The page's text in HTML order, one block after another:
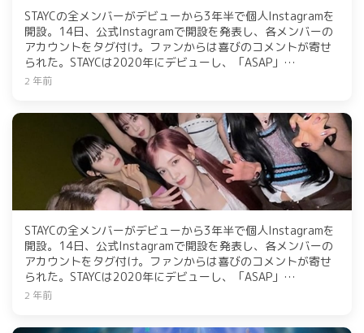
STAYCの全メンバーがデビューから3年半で個人Instagramを
開設。14日、公式Instagramで開設を発表し、各メンバーの
アカウントをタグ付け。ファンからは喜びのコメントが寄せ
られた。STAYCは2020年にデビューし、「ASAP」
「STEREOTYPE」「Teddy Bear」などのヒット曲で人気を集
2 年前
STAYCの全メンバーがデビューから3年半で個人Instagramを
開設。14日、公式Instagramで開設を発表し、各メンバーの
アカウントをタグ付け。ファンからは喜びのコメントが寄せ
られた。STAYCは2020年にデビューし、「ASAP」
「STEREOTYPE」「Teddy Bear」などのヒット曲で人気を集
2 年前